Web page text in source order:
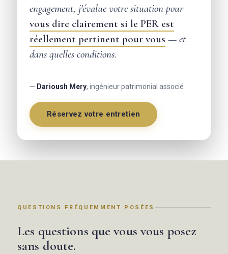
engagement, j'évalue votre situation pour
vous dire clairement si le PER est
réellement pertinent pour vous — et
dans quelles conditions.
— Darioush Mery, ingénieur patrimonial associé
Réservez votre entretien
QUESTIONS FRÉQUEMMENT POSÉES
Les questions que vous vous posez
sans doute.